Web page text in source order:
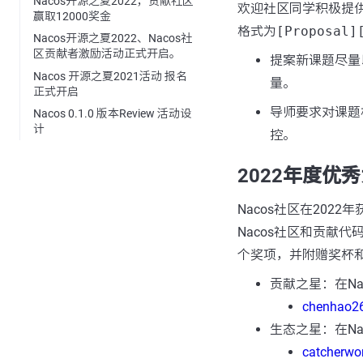
赢取12000奖金
Nacos开源之夏2022、Nacos社
区贡献者激励活动正式开启。
Nacos 开源之夏2021活动 报名
正式开启
Nacos 0.1.0 版本Review 活动设
计
欢迎社区同学积极提
格式为
提案新课题尽
量。
导师要求对课
控。
2022年度优
Nacos社区在2022年
Nacos社区和贡献代
个奖项，并附赠奖杯
贡献之星：在
生态之星：在